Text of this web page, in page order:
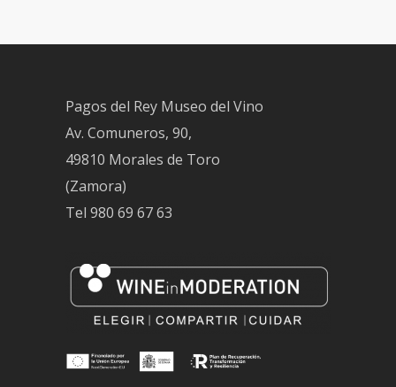
Pagos del Rey Museo del Vino
Av. Comuneros, 90,
49810 Morales de Toro
(Zamora)
Tel 980 69 67 63